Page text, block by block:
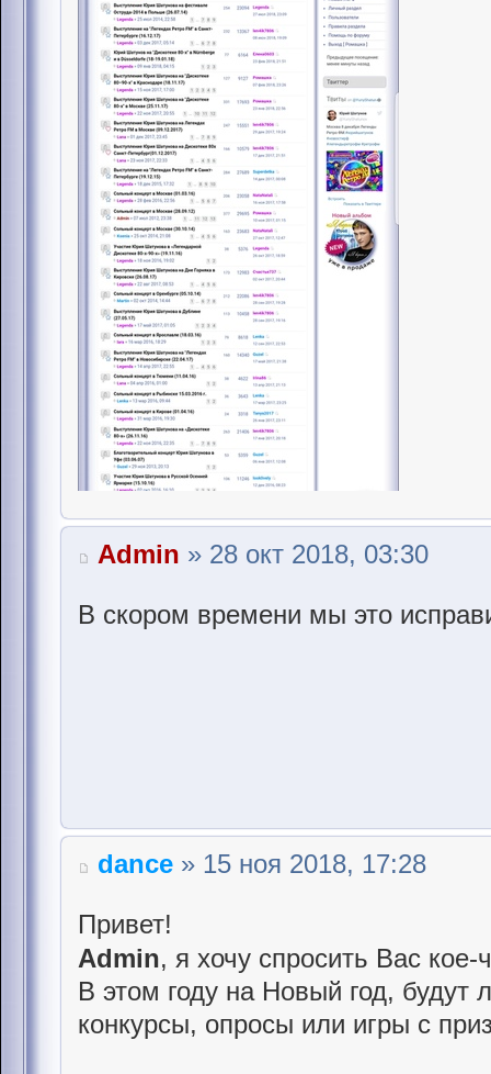
Admin » 28 окт 2018, 03:30
В скором времени мы это
dance » 15 ноя 2018, 17:28
Привет!
Admin, я хочу спросить Вас
В этом году на Новый год, будут
конкурсы, опросы или игры с